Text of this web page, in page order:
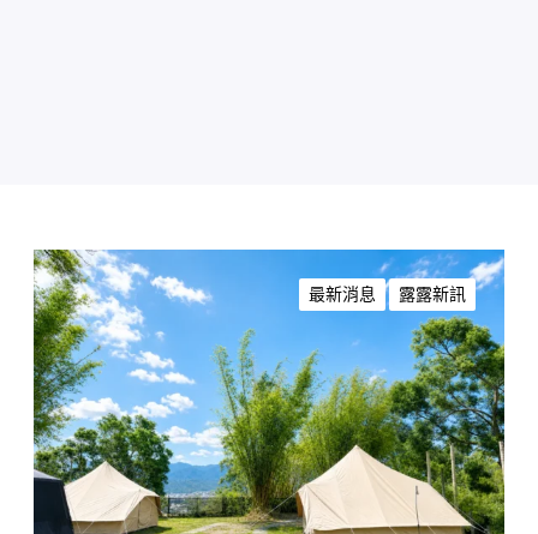
免
裝
備
露
營
帳
篷
怎
最新消息 露露新訊